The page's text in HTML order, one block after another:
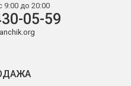
9:00 до 20:00
05-59